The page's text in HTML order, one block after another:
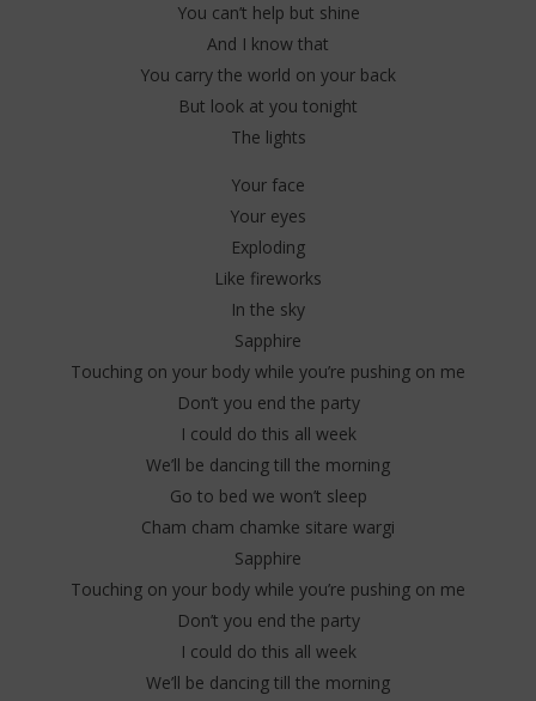
NOW VIEWING
You can’t help but shine
And I know that
You carry the world on your back
But look at you tonight
The lights
Your face
Your eyes
Exploding
Like fireworks
In the sky
Sapphire
Touching on your body while you’re pushing on me
Don’t you end the party
I could do this all week
We’ll be dancing till the morning
Go to bed we won’t sleep
Cham cham chamke sitare wargi
Sapphire
Touching on your body while you’re pushing on me
Don’t you end the party
I could do this all week
We’ll be dancing till the morning